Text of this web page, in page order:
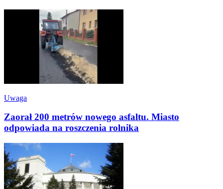
Uwaga
Zaorał 200 metrów nowego asfaltu. Miasto
odpowiada na roszczenia rolnika